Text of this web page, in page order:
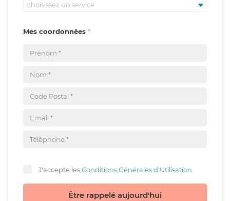
choisissez un service
Mes coordonnées
J'accepte lesConditions Générales d'Utilisation
Être rappelé aujourd'hui